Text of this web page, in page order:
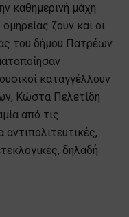
καθημερινή μάχη
ζουν και οι
του δήμου Πατρέων
καταγγέλλουν
Κώστα Πελετίδη
από τις
αντιπολιτευτικές,
δηλαδή